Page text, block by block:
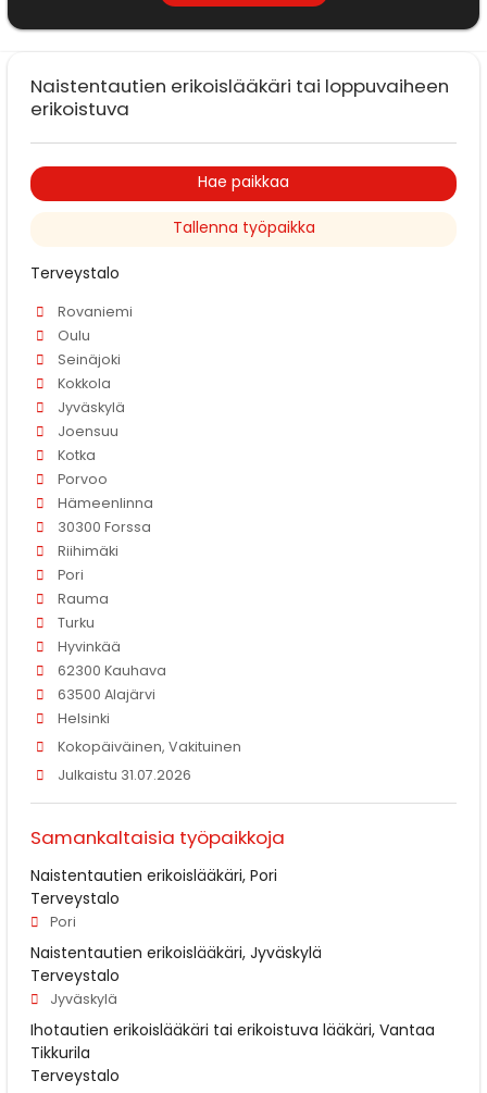
Naistentautien erikoislääkäri tai loppuvaiheen
erikoistuva
Hae paikkaa
Tallenna työpaikka
Terveystalo
Rovaniemi
Oulu
Seinäjoki
Kokkola
Jyväskylä
Joensuu
Kotka
Porvoo
Hämeenlinna
30300 Forssa
Riihimäki
Pori
Rauma
Turku
Hyvinkää
62300 Kauhava
63500 Alajärvi
Helsinki
Kokopäiväinen, Vakituinen
Julkaistu 31.07.2026
Samankaltaisia työpaikkoja
Naistentautien erikoislääkäri, Pori
Terveystalo
Pori
Naistentautien erikoislääkäri, Jyväskylä
Terveystalo
Jyväskylä
Ihotautien erikoislääkäri tai erikoistuva lääkäri, Vantaa
Tikkurila
Terveystalo